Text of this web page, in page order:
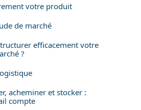
votre produit
de marché
efficacement votre
?
acheminer et stocker :
compte